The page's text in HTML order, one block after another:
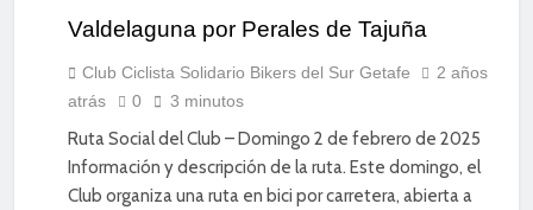
DEPORTE
DIVERSIÓN
SOCIAL
Valdelaguna por Perales de Tajuña
Club Ciclista Solidario Bikers del Sur Getafe
2 años
atrás
0 3 minutos
Ruta Social del Club – Domingo 2 de febrero de 2025
Información y descripción de la ruta. Este domingo, el
Club organiza una ruta en bici por carretera, abierta a